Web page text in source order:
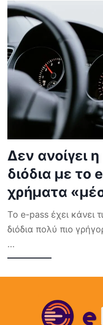
Δεν ανοίγει
διόδια με το
χρήματα
Το e-pass έχει κάνει
διόδια πολύ πιο
...